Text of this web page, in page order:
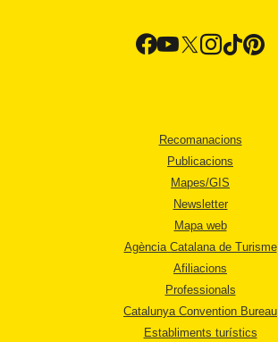
Recomanacions
Publicacions
Mapes/GIS
Newsletter
Mapa web
Agència Catalana de Turisme
Afiliacions
Professionals
Catalunya Convention Bureau
Establiments turístics